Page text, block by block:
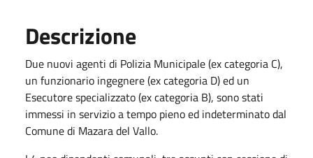
Descrizione
Due nuovi agenti di Polizia Municipale (ex categoria C),
un funzionario ingegnere (ex categoria D) ed un
Esecutore specializzato (ex categoria B), sono stati
immessi in servizio a tempo pieno ed indeterminato dal
Comune di Mazara del Vallo.